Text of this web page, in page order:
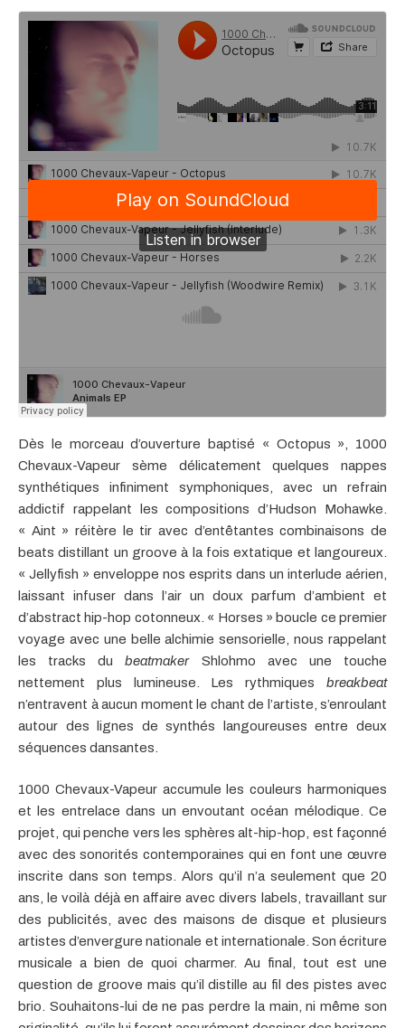
Dès le morceau d’ouverture baptisé « Octopus », 1000
Chevaux-Vapeur sème délicatement quelques nappes
synthétiques infiniment symphoniques, avec un refrain
addictif rappelant les compositions d’Hudson Mohawke.
« Aint » réitère le tir avec d’entêtantes combinaisons de
beats distillant un groove à la fois extatique et langoureux.
« Jellyfish » enveloppe nos esprits dans un interlude aérien,
laissant infuser dans l’air un doux parfum d’ambient et
d’abstract hip-hop cotonneux. « Horses » boucle ce premier
voyage avec une belle alchimie sensorielle, nous rappelant
les tracks dubeatmakerShlohmo avec une touche
nettement plus lumineuse. Les rythmiques breakbeat
n’entravent à aucun moment le chant de l’artiste, s’enroulant
autour des lignes de synthés langoureuses entre deux
séquences dansantes.
1000 Chevaux-Vapeur accumule les couleurs harmoniques
et les entrelace dans un envoutant océan mélodique. Ce
projet, qui penche vers les sphères alt-hip-hop, est façonné
avec des sonorités contemporaines qui en font une œuvre
inscrite dans son temps. Alors qu’il n’a seulement que 20
ans, le voilà déjà en affaire avec divers labels, travaillant sur
des publicités, avec des maisons de disque et plusieurs
artistes d’envergure nationale et internationale. Son écriture
musicale a bien de quoi charmer. Au final, tout est une
question de groove mais qu’il distille au fil des pistes avec
brio. Souhaitons-lui de ne pas perdre la main, ni même son